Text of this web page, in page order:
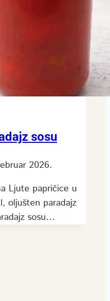
sosu
2026.
Ljute papričice u
oljušten paradajz
sosu…